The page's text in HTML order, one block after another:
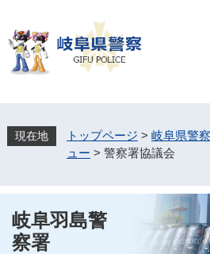
ジ
先
す
ュ
を
し
へ
トップページ > 岐阜県警察
ュー > 警察署協議会
岐阜羽島警
察署